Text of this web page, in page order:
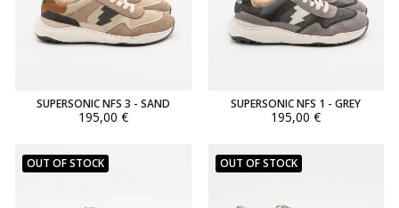
SUPERSONIC NFS 3 - SAND
195,00 €
SUPERSONIC NFS 1 - GREY
195,00 €
OUT OF STOCK OUT OF STOCK